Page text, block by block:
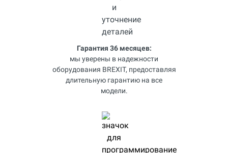
Гарантия 36 месяцев:
мы уверены в надежности
оборудования BREXIT, предоставляя
длительную гарантию на все
модели.